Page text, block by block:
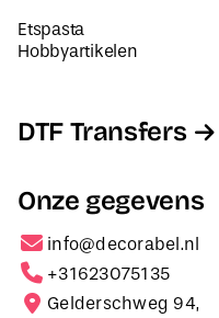
Etspasta
Hobbyartikelen
DTF Transfers
Onze gegevens
info@decorabel.nl
+31623075135
Gelderschweg 94,